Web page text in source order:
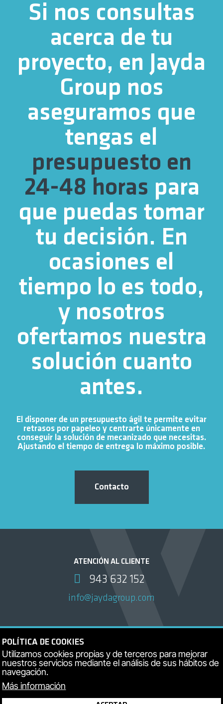
Si nos consultas
acerca de tu
proyecto, en Jayda
Group nos
aseguramos que
tengas el
presupuesto en
24-48 horas para
que puedas tomar
tu decisión. En
ocasiones el
tiempo lo es todo,
y nosotros
ofertamos nuestra
solución cuanto
antes.
El disponer de un presupuesto ágil te permite evitar
retrasos por papeleo y centrarte únicamente en
conseguir la solución de mecanizado que necesitas.
Ajustando el tiempo de entrega lo máximo posible.
Contacto
ATENCIÓN AL CLIENTE
943 632 152
info@jaydagroup.com
POLÍTICA DE COOKIES
Utilizamos cookies propias y de terceros para mejorar
nuestros servicios mediante el análisis de sus hábitos de
navegación.
Más información